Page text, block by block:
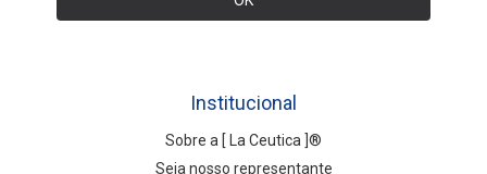
Institucional
Sobre a [ La Ceutica ]®
Seja nosso representante